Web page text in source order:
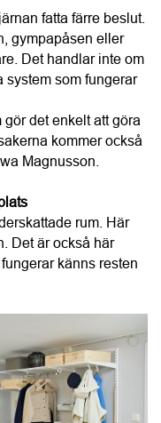
det enkelt att göra
kommer också
Magnusson.
rum. Här
Det är också här
känns resten